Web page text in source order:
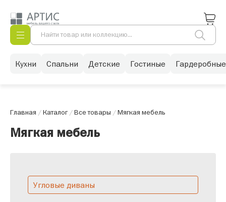
Кухни Спальни Детские Гостиные Гардеробные
Главная /Каталог/Все товары /Мягкая мебель
Мягкая мебель
Угловые диваны